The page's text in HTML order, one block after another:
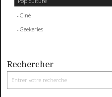
Ciné
Geekeries
Rechercher